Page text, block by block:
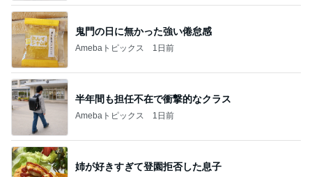
鬼門の日に無かった強い倦怠感
Amebaトピックス 1日前
半年間も担任不在で衝撃的なクラス
Amebaトピックス 1日前
姉が好きすぎて登園拒否した息子